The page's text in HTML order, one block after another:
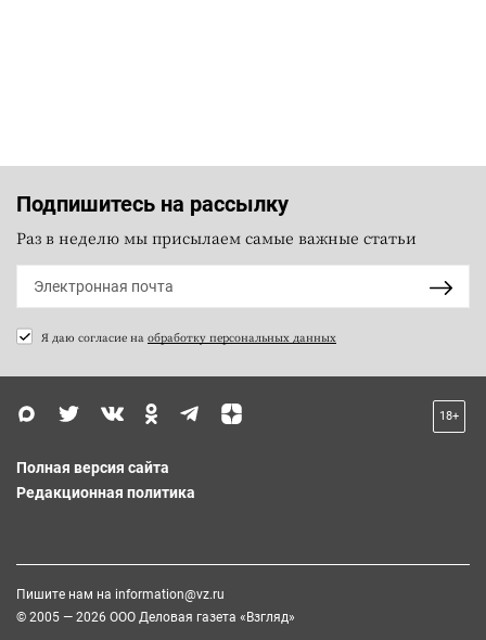
Подпишитесь на рассылку
Раз в неделю мы присылаем самые важные статьи
Я даю согласие на обработку персональных данных
18+
Полная версия сайта
Редакционная политика
Пишите нам на information@vz.ru
© 2005 — 2026 ООО Деловая газета «Взгляд»